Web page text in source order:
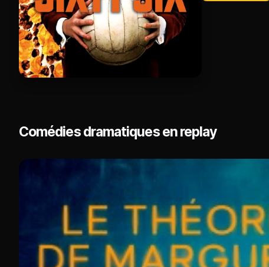
Comédies dramatiques en replay